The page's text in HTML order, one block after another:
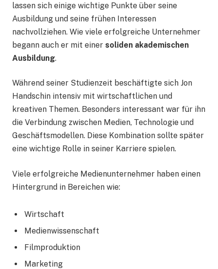
lassen sich einige wichtige Punkte über seine
Ausbildung und seine frühen Interessen
nachvollziehen. Wie viele erfolgreiche Unternehmer
begann auch er mit einer soliden akademischen
Ausbildung.
Während seiner Studienzeit beschäftigte sich Jon
Handschin intensiv mit wirtschaftlichen und
kreativen Themen. Besonders interessant war für ihn
die Verbindung zwischen Medien, Technologie und
Geschäftsmodellen. Diese Kombination sollte später
eine wichtige Rolle in seiner Karriere spielen.
Viele erfolgreiche Medienunternehmer haben einen
Hintergrund in Bereichen wie:
Wirtschaft
Medienwissenschaft
Filmproduktion
Marketing